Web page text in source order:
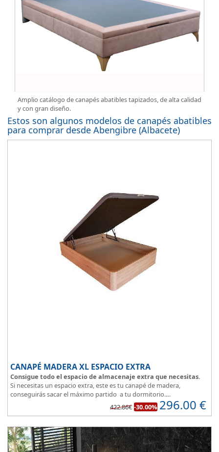
Amplio catálogo de canapés abatibles tapizados, de alta calidad
y con gran diseño.
Estos son algunos modelos de canapés abatibles
para comprar desde Abengibre (Albacete)
CANAPÉ MADERA XL ESPACIO EXTRA
Consigue todo el espacio de almacenaje extra que necesitas.
Si necesitas un espacio extra, este es tu canapé de madera,
conseguirás sacar el máximo partido a tu dormitorio.
y es muy transpirable, fabricada con tejido
3D y tapizada en elegante color gris.
que el polvo no se acumule debajo de la cama.
Disponible en 5 colores de madera: Blanco, ártico, cambrian,
wengue y cerezo.
422.86€ -30.00% 296.00 €